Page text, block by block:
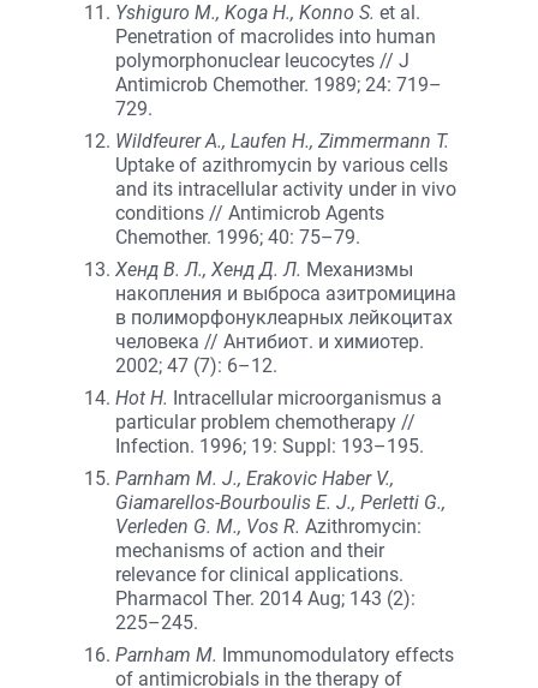
Yshiguro M., Koga H., Konno S. et al.
Penetration of macrolides into human
polymorphonuclear leucocytes // J
Antimicrob Chemother. 1989; 24: 719–
729.
Wildfeurer A., Laufen H., Zimmermann T.
Uptake of azithromycin by various cells
and its intracellular activity under in vivo
conditions // Antimicrob Agents
Chemother. 1996; 40: 75–79.
Хенд В. Л., Хенд Д. Л. Механизмы
накопления и выброса азитромицина
в полиморфонуклеарных лейкоцитах
человека // Антибиот. и химиотер.
2002; 47 (7): 6–12.
Hot H. Intracellular microorganismus a
particular problem chemotherapy //
Infection. 1996; 19: Suppl: 193–195.
Parnham M. J., Erakovic Haber V.,
Giamarellos-Bourboulis E. J., Perletti G.,
Verleden G. M., Vos R. Azithromycin:
mechanisms of action and their
relevance for clinical applications.
Pharmacol Ther. 2014 Aug; 143 (2):
225–245.
Parnham M. Immunomodulatory effects
of antimicrobials in the therapy of